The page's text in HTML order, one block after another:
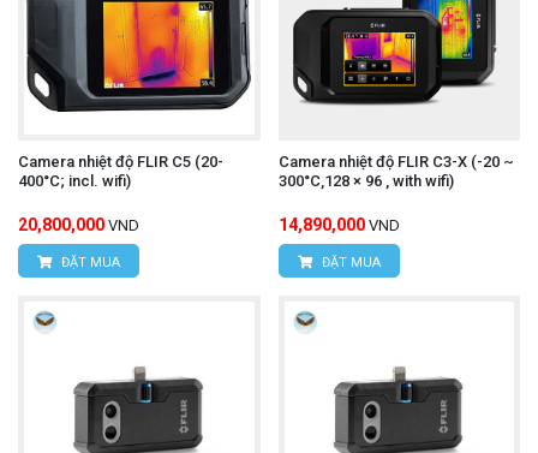
Để mua được
camera nhiệt độ UNI-T
quý khách hãy liên hệ trực tiếp với chúng tôi:
CÔNG TY TNHH THIẾT BỊ VÀ CÔNG NGHỆ
HÙNG NGUYÊN TECH - HÀ NỘI
Địa chỉ:
Số nhà 15, ngõ 85, Tân Xuân, Phường
Camera nhiệt độ FLIR C5 (20-
400°C; incl. wifi)
20,800,000 VND
ĐẶT MUA
Camera nhiệt độ FLIR C3-X (-20 ~
300°C,128 × 96 , with wifi)
14,890,000 VND
ĐẶT MUA